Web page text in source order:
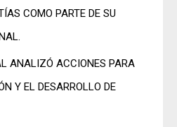
COMO PARTE DE SU
ANALIZÓ ACCIONES PARA
Y EL DESARROLLO DE